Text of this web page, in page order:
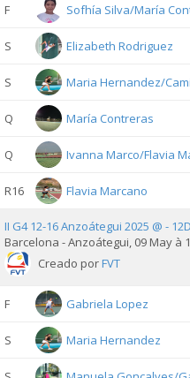
F Sofhía Silva/María
S Elizabeth Rodriguez
S Maria Hernandez/
Q María Contreras
Q Ivanna Marco/Flavia
R16 Flavia Marcano
II G4 12-16 Anzoátegui 2025 @ -
Barcelona - Anzoátegui, 09 May à
Creado porFVT
F Gabriela Lopez
S Maria Hernandez